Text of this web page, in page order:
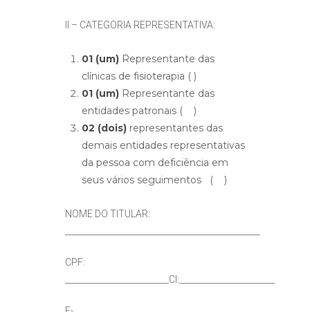
II – CATEGORIA REPRESENTATIVA:
01 (um) Representante das
clínicas de fisioterapia ( )
01 (um) Representante das
entidades patronais ( )
02 (dois) representantes das
demais entidades representativas
da pessoa com deficiência em
seus vários seguimentos ( )
NOME DO TITULAR:
CPF:
_________________________CI:_______________________